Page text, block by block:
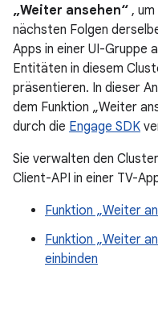
„Weiter ansehen“ ,
nächsten Folgen
Apps in einer UI-Gruppe
Entitäten in diesem
präsentieren. In dieser
dem Funktion „Weiter
durch die Engage SDK
Sie verwalten den
Client-API in einer TV-
Funktion „Weiter
Funktion „Weiter
einbinden